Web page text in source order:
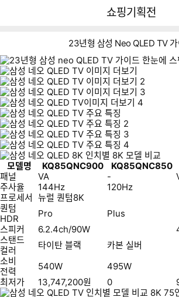
다나와
쇼핑기획전
23년형 삼성 Neo QLED TV 가
모델명 KQ85QNC900 KQ85QNC850
패널
VA -
주사율
144Hz
120Hz
프로세서 뉴럴 퀀텀8K
퀀텀
HDR
Pro
Plus
스피커
6.2.4ch/90W
스탠드
컬러
타이탄 블랙
카본 실버
소비
전력
540W
495W
최저가
13,747,200원 0